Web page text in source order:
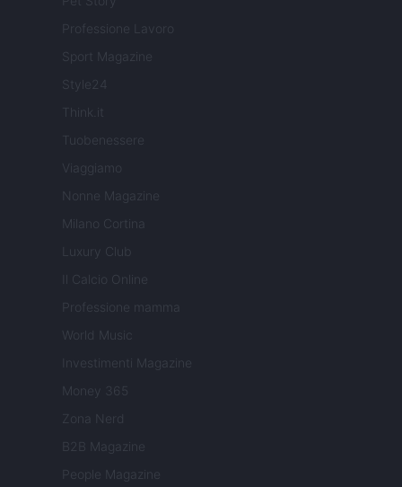
Professione Lavoro
Sport Magazine
Style24
Think.it
Tuobenessere
Viaggiamo
Nonne Magazine
Milano Cortina
Luxury Club
Il Calcio Online
Professione mamma
World Music
Investimenti Magazine
Money 365
Zona Nerd
B2B Magazine
People Magazine